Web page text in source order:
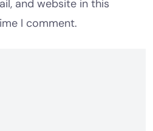
and website in this
I comment.